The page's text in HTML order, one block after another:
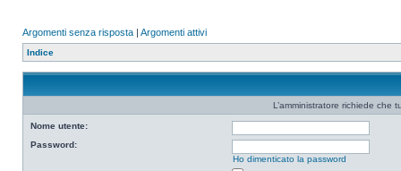
Argomenti senza risposta | Argomenti attivi
Indice
L’amministratore richiede che
Nome utente:
Password:
Ho dimenticato la password